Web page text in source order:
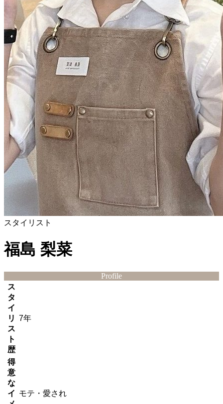
スタイリスト
福島 梨菜
Profile
ス
タ
イ
リ
ス
ト
歴
7年
得
意
な
イ モテ・愛され